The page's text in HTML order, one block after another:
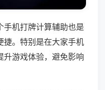
手机打牌计算辅助也是
捷。特别是在大家手机
升游戏体验，避免影响